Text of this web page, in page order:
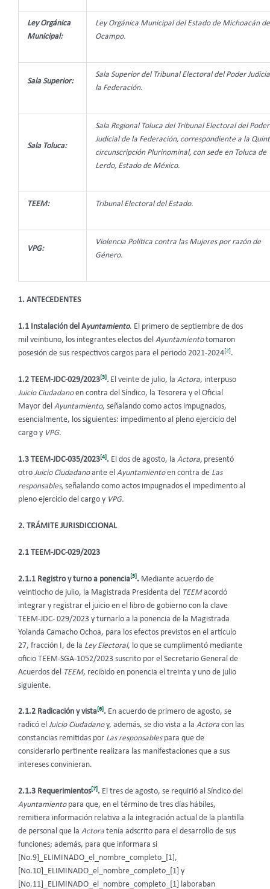
Ley Orgánica
Municipal:
Ley Orgánica Municipal del Estado de Michoacán de
Ocampo.
Sala Superior:
Sala Superior del Tribunal Electoral del Poder
la Federación.
Sala Toluca:
Sala Regional Toluca del Tribunal Electoral del Poder
Judicial de la Federación, correspondiente a la
circunscripción Plurinominal, con sede en Toluca de
Lerdo, Estado de México.
TEEM: Tribunal Electoral del Estado.
VPG:
Violencia Política contra las Mujeres por razón de
Género.
1. ANTECEDENTES
1.1 Instalación del Ayuntamiento. El primero de septiembre de dos
mil veintiuno, los integrantes electos del Ayuntamientotomaron
posesión de sus respectivos cargos para el periodo 2021-2024[2].
1.2 TEEM-JDC-029/2023[3]. El veinte de julio, la Actora, interpuso
Juicio Ciudadanoen contra del Síndico, la Tesorera y el Oficial
Mayor del Ayuntamiento, señalando como actos impugnados,
esencialmente, los siguientes: impedimento al pleno ejercicio del
cargo y VPG.
1.3 TEEM-JDC-035/2023[4]. El dos de agosto, la Actora, presentó
otro Juicio Ciudadanoante el Ayuntamientoen contra de Las
responsables, señalando como actos impugnados el impedimento al
pleno ejercicio del cargo y VPG.
2. TRÁMITE JURISDICCIONAL
2.1 TEEM-JDC-029/2023
2.1.1 Registro y turno a ponencia[5]. Mediante acuerdo de
veintiocho de julio, la Magistrada Presidenta del
TEEMacordó
integrar y registrar el juicio en el libro de gobierno con la clave
TEEM-JDC- 029/2023 y turnarlo a la ponencia de la Magistrada
Yolanda Camacho Ochoa, para los efectos previstos en el artículo
27, fracción I, de la Ley Electoral, lo que se cumplimentó mediante
oficio TEEM-SGA-1052/2023 suscrito por el Secretario General de
Acuerdos del
TEEM, recibido en ponencia el treinta y uno de julio
siguiente.
2.1.2 Radicación y vista[6]. En acuerdo de primero de agosto, se
radicó el Juicio Ciudadanoy, además, se dio vista a la Actora con las
constancias remitidas por Las responsablespara que de
considerarlo pertinente realizara las manifestaciones que a sus
intereses convinieran.
2.1.3 Requerimientos[7]. El tres de agosto, se requirió al Síndico del
Ayuntamiento para que, en el término de tres días hábiles,
remitiera información relativa a la integración actual de la plantilla
de personal que la Actora tenía adscrito para el desarrollo de sus
funciones; además, para que informara si
[No.9]_ELIMINADO_el_nombre_completo_[1],
[No.10]_ELIMINADO_el_nombre_completo_[1] y
[No.11]_ELIMINADO_el_nombre_completo_[1] laboraban